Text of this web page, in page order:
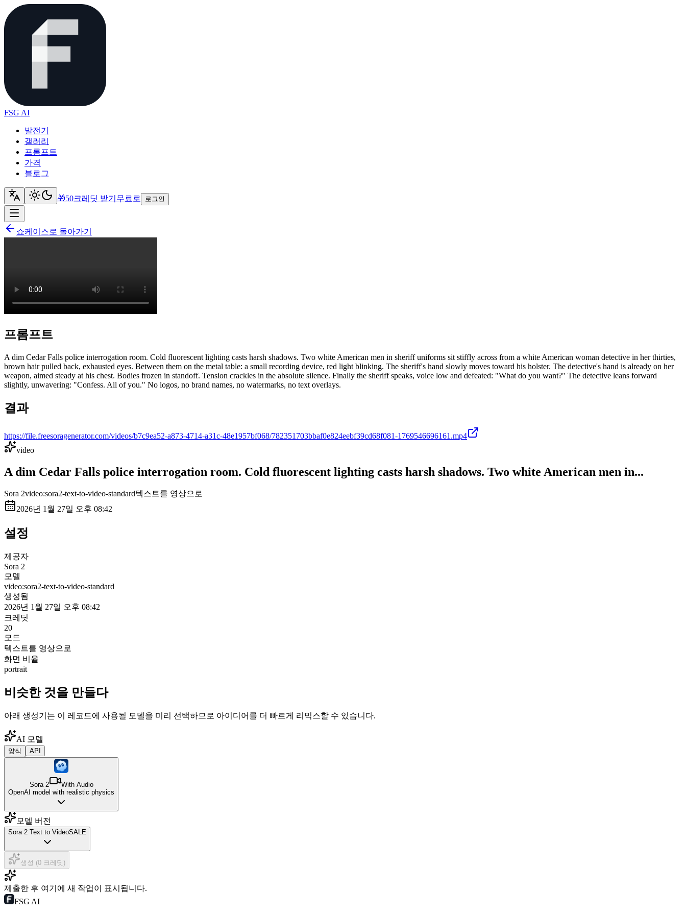
FSG AI
발전기
갤러리
프롬프트
가격
블로그
🎁50크레딧 받기 무료로 로그인
쇼케이스로 돌아가기
프롬프트
A dim Cedar Falls police interrogation room. Cold fluorescent lighting casts harsh shadows. Two white American men in sheriff uniforms sit stiffly across from a white American woman detective in her thirties,
brown hair pulled back, exhausted eyes. Between them on the metal table: a small recording device, red light blinking. The sheriff's hand slowly moves toward his holster. The detective's hand is already on her
weapon, aimed steady at his chest. Bodies frozen in standoff. Tension crackles in the absolute silence. Finally the sheriff speaks, voice low and defeated: "What do you want?" The detective leans forward
slightly, unwavering: "Confess. All of you." No logos, no brand names, no watermarks, no text overlays.
결과
https://file.freesoragenerator.com/videos/b7c9ea52-a873-4714-a31c-48e1957bf068/782351703bbaf0e824eebf39cd68f081-1769546696161.mp4
video
A dim Cedar Falls police interrogation room. Cold fluorescent lighting casts harsh shadows. Two white American men in...
Sora 2video:sora2-text-to-video-standard텍스트를 영상으로
2026년 1월 27일 오후 08:42
설정
제공자
Sora 2
모델
video:sora2-text-to-video-standard
생성됨
2026년 1월 27일 오후 08:42
크레딧
20
모드
텍스트를 영상으로
화면 비율
portrait
비슷한 것을 만들다
아래 생성기는 이 레코드에 사용될 모델을 미리 선택하므로 아이디어를 더 빠르게 리믹스할 수 있습니다.
AI 모델
양식 API
Sora 2
With Audio
OpenAI model with realistic physics
모델 버전
Sora 2 Text to VideoSALE
생성 (0 크레딧)
제출한 후 여기에 새 작업이 표시됩니다.
FSG AI